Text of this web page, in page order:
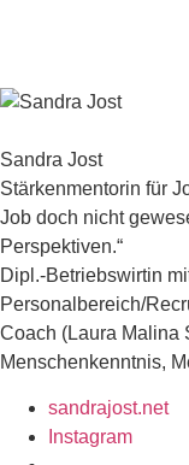
Sandra Jost
Stärkenmentorin für
Job doch nicht
Perspektiven.“
Dipl.-Betriebswirtin
Personalbereich/
Coach (Laura Malina
Menschenkenntnis,
sandrajost.net
Instagram